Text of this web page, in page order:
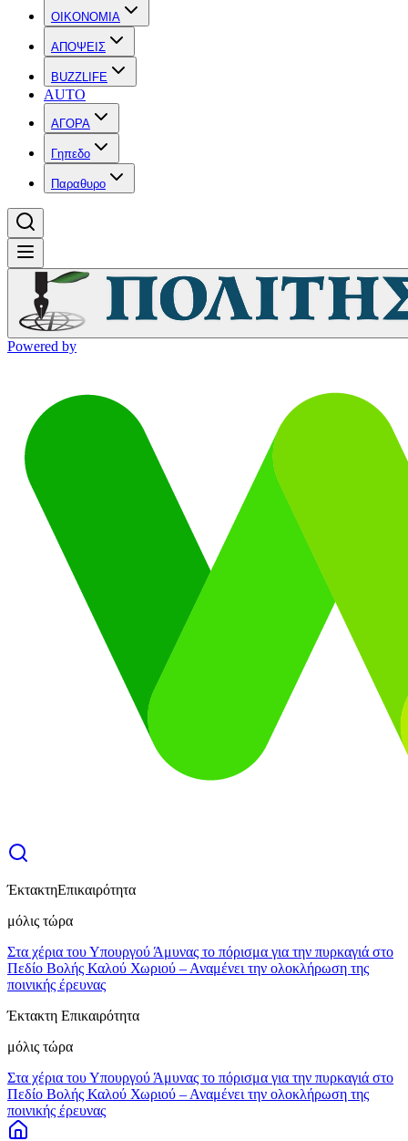
OIKONOMIA
ΑΠΟΨΕΙΣ
BUZZLIFE
AUTO
ΑΓΟΡΑ
Γηπεδο
Παραθυρο
Powered by
ΈκτακτηΕπικαιρότητα
μόλις τώρα
Στα χέρια του Υπουργού Άμυνας το πόρισμα για την πυρκαγιά στο
Πεδίο Βολής Καλού Χωριού – Αναμένει την ολοκλήρωση της
ποινικής έρευνας
Έκτακτη Επικαιρότητα
μόλις τώρα
Στα χέρια του Υπουργού Άμυνας το πόρισμα για την πυρκαγιά στο
Πεδίο Βολής Καλού Χωριού – Αναμένει την ολοκλήρωση της
ποινικής έρευνας